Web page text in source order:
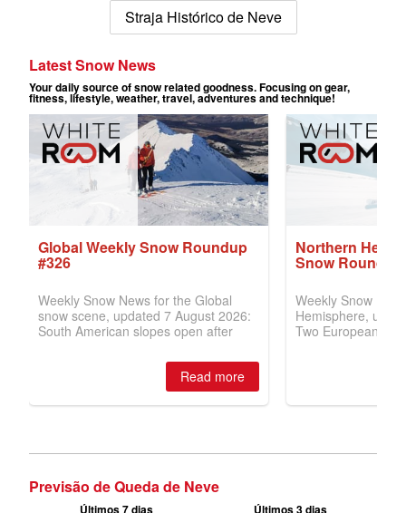
Straja Histórico de Neve
Previsão de Queda de Neve
Últimos 7 dias Últimos 3 dias